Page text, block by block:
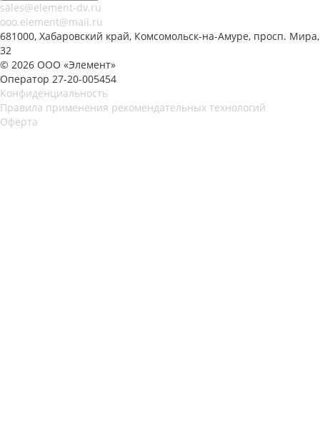
sales@element-dv.ru
ooo.element@mail.ru
681000, Хабаровский край, Комсомольск-на-Амуре, просп. Мира,
32
© 2026 ООО «Элемент»
Оператор 27-20-005454
Конфиденциальность
Правила применения рекомендательных технологий
Оферта